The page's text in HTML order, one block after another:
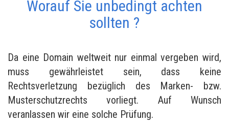
Worauf Sie unbedingt achten
sollten ?
Da eine Domain weltweit nur einmal vergeben wird,
muss gewährleistet sein, dass keine
Rechtsverletzung bezüglich des Marken- bzw.
Musterschutzrechts vorliegt. Auf Wunsch
veranlassen wir eine solche Prüfung.